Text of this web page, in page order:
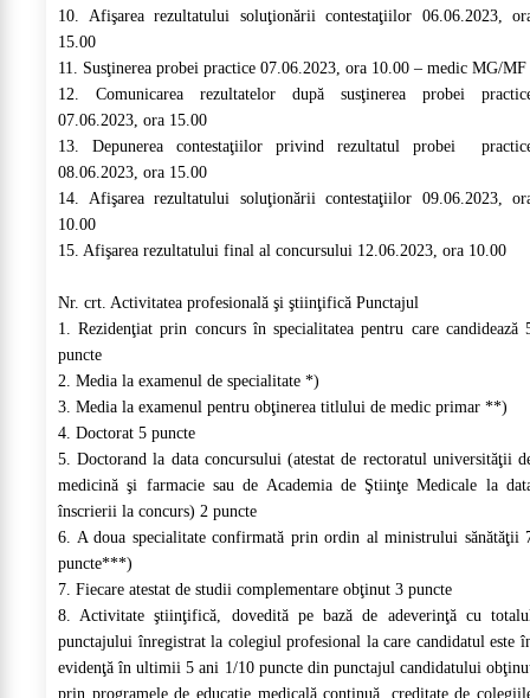
10. Afişarea rezultatului soluţionării contestaţiilor 06.06.2023,
15.00
11. Susţinerea probei practice 07.06.2023, ora 10.00 – medic MG/MF
12. Comunicarea rezultatelor după susţinerea probei
07.06.2023, ora 15.00
13. Depunerea contestaţiilor privind rezultatul probei
08.06.2023, ora 15.00
14. Afişarea rezultatului soluţionării contestaţiilor 09.06.2023,
10.00
15. Afişarea rezultatului final al concursului 12.06.2023, ora 10.00
Nr. crt. Activitatea profesională şi ştiinţifică Punctajul
1. Rezidenţiat prin concurs în specialitatea pentru care candidează
puncte
2. Media la examenul de specialitate *)
3. Media la examenul pentru obţinerea titlului de medic primar **)
4. Doctorat 5 puncte
5. Doctorand la data concursului (atestat de rectoratul universităţii
medicină şi farmacie sau de Academia de Ştiinţe Medicale la
înscrierii la concurs) 2 puncte
6. A doua specialitate confirmată prin ordin al ministrului sănătăţii
puncte***)
7. Fiecare atestat de studii complementare obţinut 3 puncte
8. Activitate ştiinţifică, dovedită pe bază de adeverinţă cu
punctajului înregistrat la colegiul profesional la care candidatul este
evidenţă în ultimii 5 ani 1/10 puncte din punctajul candidatului
prin programele de educaţie medicală continuă, creditate de